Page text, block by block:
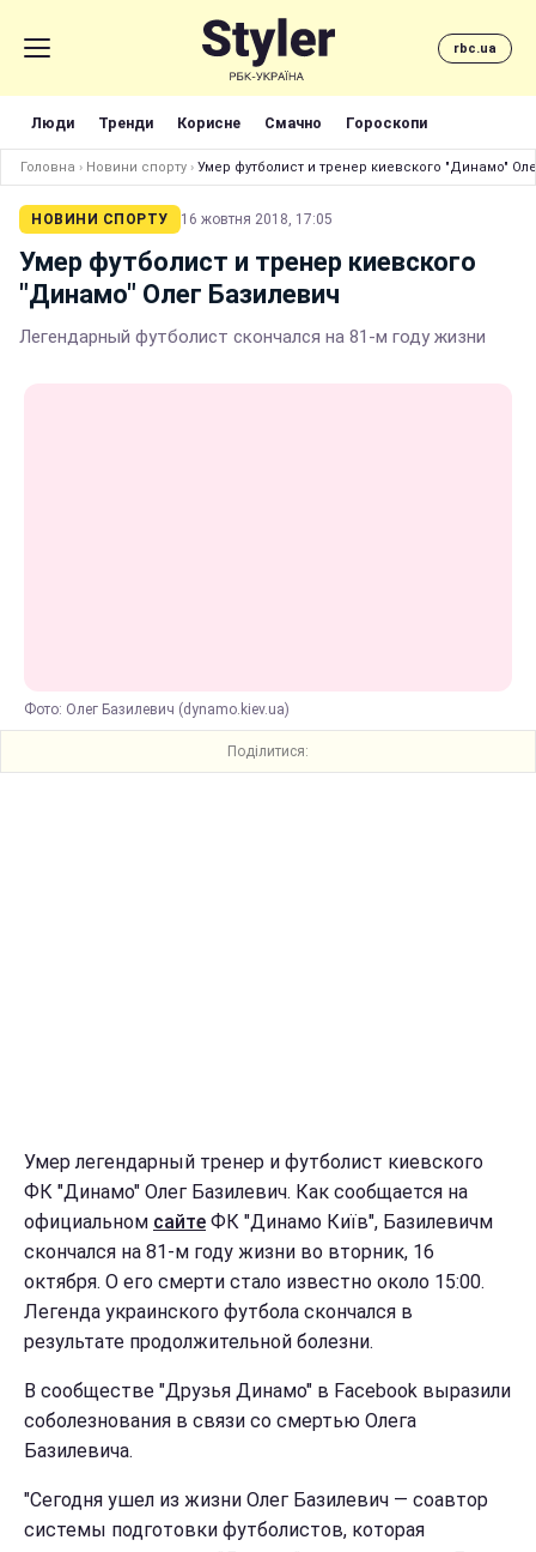
rbc.ua
Люди Тренди Корисне Смачно Гороскопи
Головна › Новини спорту › Умер футболист и тренер киевского "Динамо"
НОВИНИ СПОРТУ 16 жовтня 2018, 17:05
Умер футболист и тренер киевского
"Динамо" Олег Базилевич
Легендарный футболист скончался на 81-м году жизни
Фото: Олег Базилевич (dynamo.kiev.ua)
Поділитися:
Умер легендарный тренер и футболист киевского
ФК "Динамо" Олег Базилевич. Как сообщается на
официальном сайте ФК "Динамо Київ", Базилевичм
скончался на 81-м году жизни во вторник, 16
октября. О его смерти стало известно около 15:00.
Легенда украинского футбола скончался в
результате продолжительной болезни.
В сообществе "Друзья Динамо" в Facebook выразили
соболезнования в связи со смертью Олега
Базилевича.
"Сегодня ушел из жизни Олег Базилевич — соавтор
системы подготовки футболистов, которая